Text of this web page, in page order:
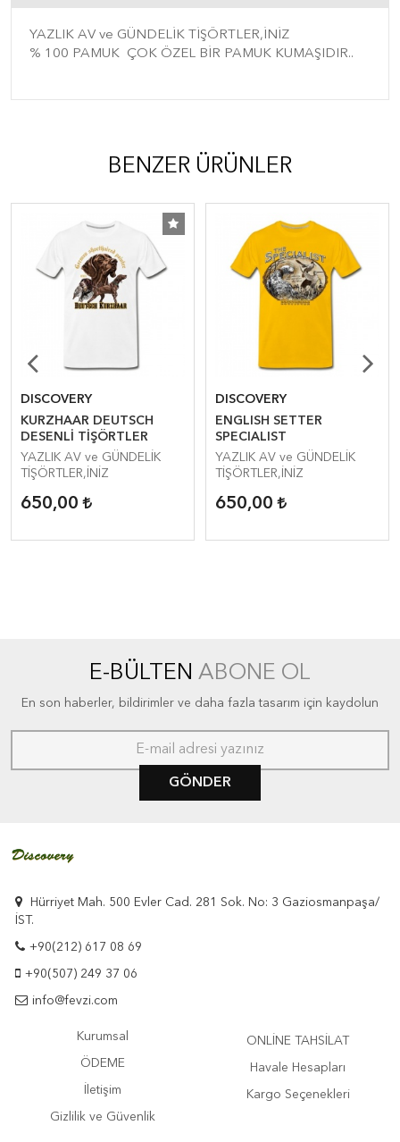
YAZLIK AV ve GÜNDELİK TİŞÖRTLER,İNİZ
% 100 PAMUK ÇOK ÖZEL BİR PAMUK KUMAŞIDIR..
BENZER ÜRÜNLER
DISCOVERY
KURZHAAR DEUTSCH
DESENLİ TİŞÖRTLER
YAZLIK AV ve GÜNDELİK
TİŞÖRTLER,İNİZ
650,00
DISCOVERY
ENGLISH SETTER
SPECIALIST
YAZLIK AV ve GÜNDELİK
TİŞÖRTLER,İNİZ
650,00
E-BÜLTEN ABONE OL
En son haberler, bildirimler ve daha fazla tasarım için kaydolun
GÖNDER
Hürriyet Mah. 500 Evler Cad. 281 Sok. No: 3 Gaziosmanpaşa/
İST.
+90(212) 617 08 69
+90(507) 249 37 06
info@fevzi.com
Kurumsal
ÖDEME
İletişim
Gizlilik ve Güvenlik
ONLİNE TAHSİLAT
Havale Hesapları
Kargo Seçenekleri